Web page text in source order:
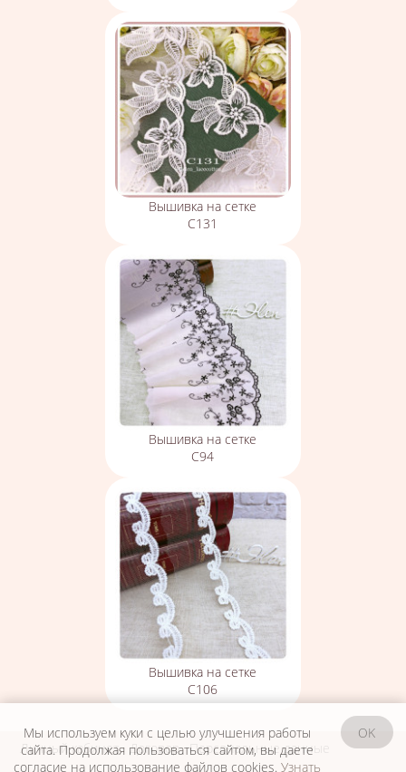
Вышивка на сетке
С131
Вышивка на сетке
С94
Вышивка на сетке
С106
Личный кабинет Договор Персональные данные
Мы используем куки с целью улучшения работы
сайта. Продолжая пользоваться сайтом, вы даете
согласие на использование файлов cookies. Узнать
OK